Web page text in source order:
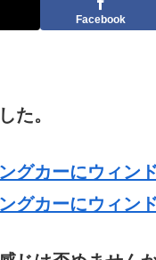
Facebook
た。
グカーにウィ
グカーにウィン